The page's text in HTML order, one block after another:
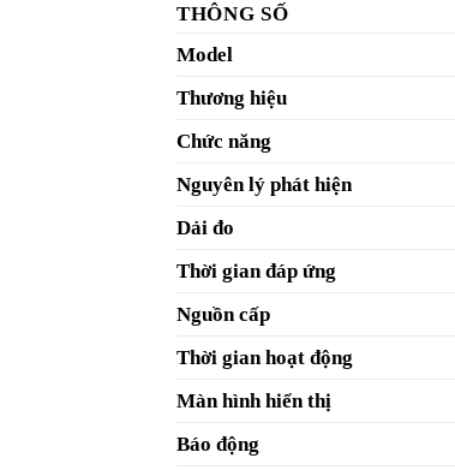
THÔNG SỐ
Model
Thương hiệu
Chức năng
Nguyên lý phát hiện
Dải đo
Thời gian đáp ứng
Nguồn cấp
Thời gian hoạt động
Màn hình hiển thị
Báo động